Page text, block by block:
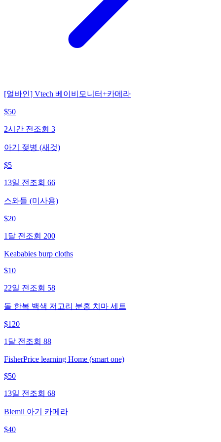
[얼바인] Vtech 베이비모니터+카메라
$50
2시간 전 조회 3
아기 젖병 (새것)
$5
13일 전 조회 66
스와들 (미사용)
$20
1달 전 조회 200
Keababies burp cloths
$10
22일 전 조회 58
돌 한복 백색 저고리 분홍 치마 세트
$120
1달 전 조회 88
FisherPrice learning Home (smart one)
$50
13일 전 조회 68
Blemil 아기 카메라
$40